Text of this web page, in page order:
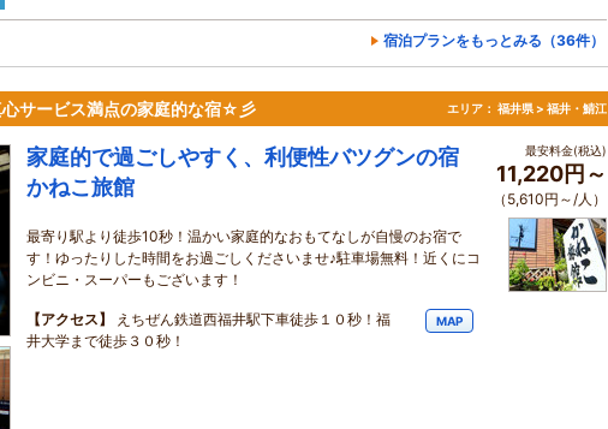
宿泊プランをもっとみる（36件）
サービス満点の家庭的な宿☆彡 エリア： 福井県 > 福井・鯖江
家庭的で過ごしやすく、利便性バツグンの宿
かねこ旅館
最寄り駅より徒歩10秒！温かい家庭的なおもてなしが自慢のお宿で
す！ゆったりした時間をお過ごしくださいませ♪駐車場無料！近くにコ
ンビニ・スーパーもございます！
【アクセス】
えちぜん鉄道西福井駅下車徒歩１０秒！福
井大学まで徒歩３０秒！
MAP
最安料金(税込)
11,220円～
（5,610円～/人）